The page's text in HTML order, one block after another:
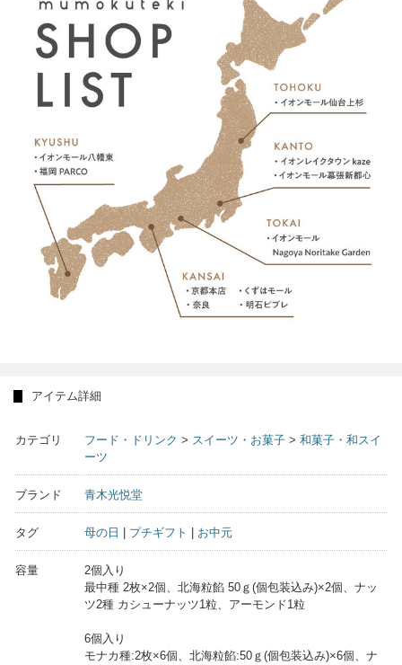
アイテム詳細
カテゴリ フード・ドリンク > スイーツ・お菓子 > 和菓子・和スイ
ーツ
ブランド 青木光悦堂
タグ 母の日 プチギフト お中元
容量
2個入り
最中種 2枚×2個、北海粒餡 50ｇ(個包装込み)×2個、ナッ
ツ2種 カシューナッツ1粒、アーモンド1粒
6個入り
モナカ種:2枚×6個、北海粒餡:50ｇ(個包装込み)×6個、ナ